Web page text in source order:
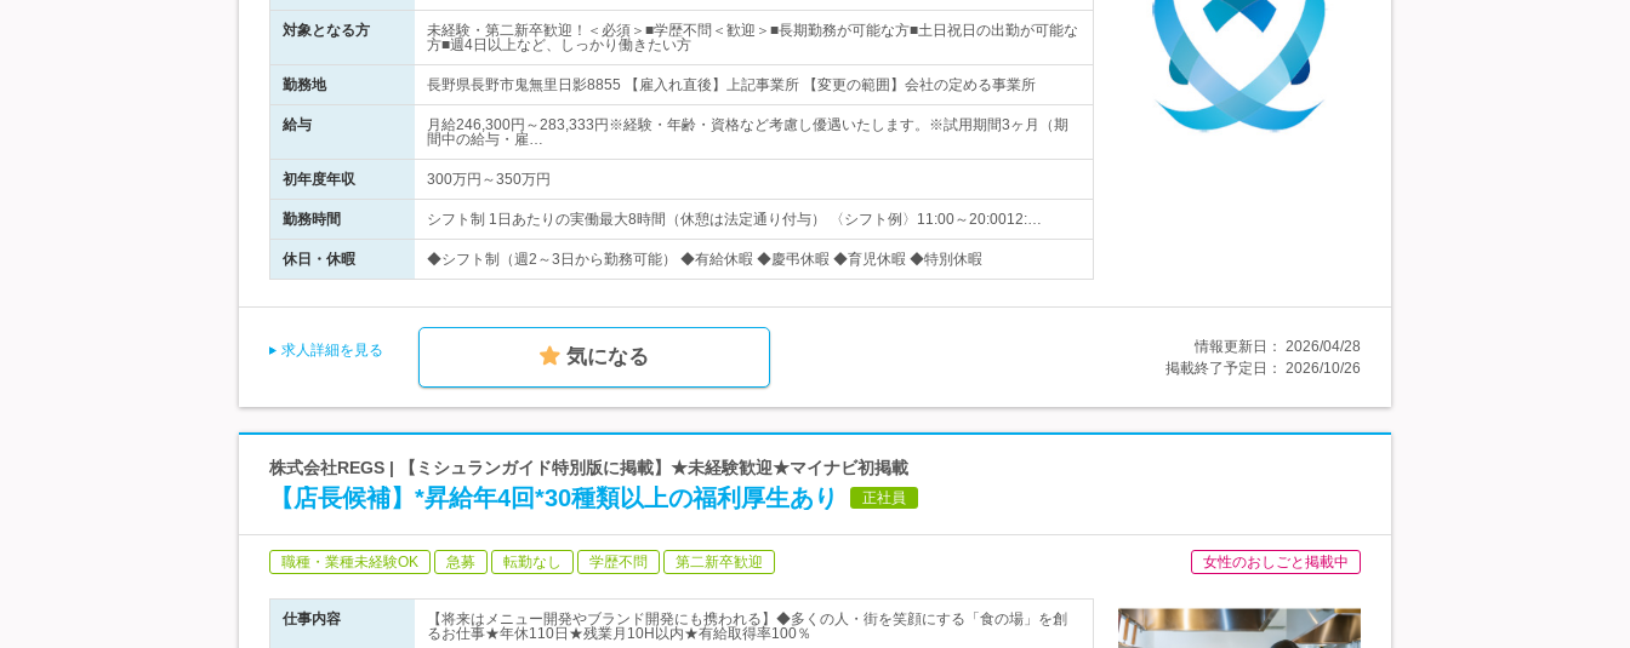
対象となる方
未経験・第二新卒歓迎！＜必須＞■学歴不問＜歓迎＞■長期勤務が可能な方■土日祝日の出勤が可能な
方■週4日以上など、しっかり働きたい方
勤務地 長野県長野市鬼無里日影8855 【雇入れ直後】上記事業所 【変更の範囲】会社の定める事業所
給与
月給246,300円～283,333円※経験・年齢・資格など考慮し優遇いたします。※試用期間3ヶ月（期
間中の給与・雇…
初年度年収 300万円～350万円
勤務時間 シフト制 1日あたりの実働最大8時間（休憩は法定通り付与） 〈シフト例〉11:00～20:0012:…
休日・休暇 ◆シフト制（週2～3日から勤務可能） ◆有給休暇 ◆慶弔休暇 ◆育児休暇 ◆特別休暇
求人詳細を見る 気になる 情報更新日： 2026/04/28
掲載終了予定日： 2026/10/26
株式会社REGS | 【ミシュランガイド特別版に掲載】★未経験歓迎★マイナビ初掲載
【店長候補】*昇給年4回*30種類以上の福利厚生あり 正社員
職種・業種未経験OK 急募 転勤なし 学歴不問 第二新卒歓迎 女性のおしごと掲載中
仕事内容
【将来はメニュー開発やブランド開発にも携われる】◆多くの人・街を笑顔にする「食の場」を創
るお仕事★年休110日★残業月10H以内★有給取得率100％